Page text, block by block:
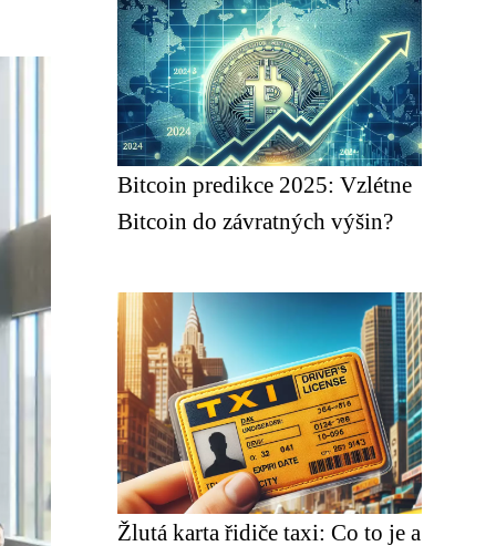
Bitcoin predikce 2025: Vzlétne
Bitcoin do závratných výšin?
Žlutá karta řidiče taxi: Co to je a